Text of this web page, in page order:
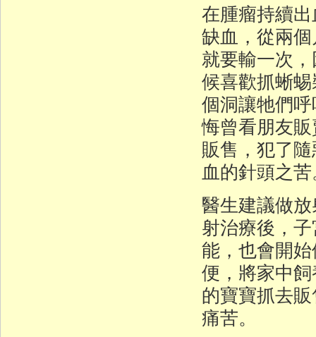
在腫瘤持續
缺血，從兩
就要輸一次
候喜歡抓蜥
個洞讓牠們
悔曾看朋友
販售，犯了
血的針頭之
醫生建議做
射治療後，
能，也會開
便，將家中
的寶寶抓去
痛苦。